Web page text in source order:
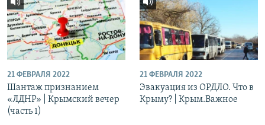
21 ФЕВРАЛЯ 2022
Шантаж признанием
«ЛДНР» | Крымский вечер
(часть 1)
21 ФЕВРАЛЯ 2022
Эвакуация из ОРДЛО. Что в
Крыму? | Крым.Важное